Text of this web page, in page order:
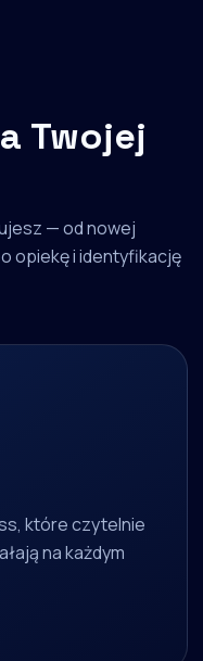
Twojej
— od nowej
opiekę i identyfikację
które czytelnie
na każdym